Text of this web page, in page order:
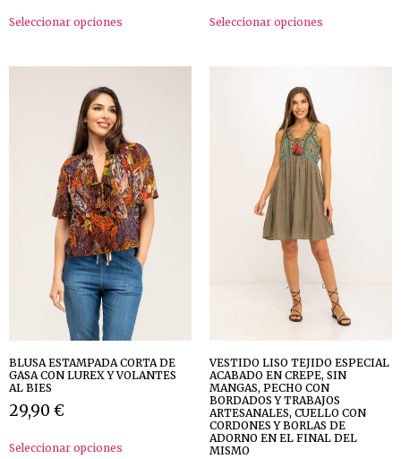
Seleccionar opciones Seleccionar opciones
BLUSA ESTAMPADA CORTA DE
GASA CON LUREX Y VOLANTES
AL BIES
29,90 €
Seleccionar opciones
VESTIDO LISO TEJIDO ESPECIAL
ACABADO EN CREPE, SIN
MANGAS, PECHO CON
BORDADOS Y TRABAJOS
ARTESANALES, CUELLO CON
CORDONES Y BORLAS DE
ADORNO EN EL FINAL DEL
MISMO